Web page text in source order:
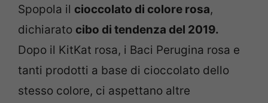
Spopola il cioccolato di colore rosa,
dichiarato cibo di tendenza del 2019.
Dopo il KitKat rosa, i Baci Perugina rosa e
tanti prodotti a base di cioccolato dello
stesso colore, ci aspettano altre